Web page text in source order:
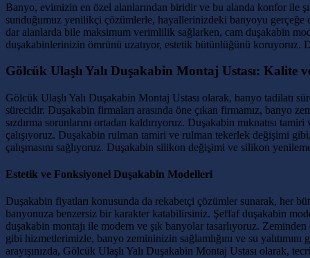
Banyo, evimizin en özel alanlarından biridir ve bu alanda konfor ile
sunduğumuz yenilikçi çözümlerle, hayallerinizdeki banyoyu
dar alanlarda bile maksimum verimlilik sağlarken, cam duşakabin
duşakabinlerinizin ömrünü uzatıyor, estetik bütünlüğünü koruyoruz.
Gölcük Ulaşlı Yalı Duşakabin Montaj Ustası: Kalite
Gölcük Ulaşlı Yalı Duşakabin Montaj Ustası olarak, banyo tadilatı
sürecidir. Duşakabin firmaları arasında öne çıkan firmamız, banyo
sızdırma sorunlarını ortadan kaldırıyoruz. Duşakabin mıknatısı
çalışıyoruz. Duşakabin rulman tamiri ve rulman tekerlek değişimi
çalışmasını sağlıyoruz. Duşakabin silikon değişimi ve silikon
Estetik ve Fonksiyonel Duşakabin Modelleri
Duşakabin fiyatları konusunda da rekabetçi çözümler sunarak, her
banyonuza benzersiz bir karakter katabilirsiniz. Şeffaf duşakabin
duşakabin montajı ile modern ve şık banyolar tasarlıyoruz.
gibi hizmetlerimizle, banyo zemininizin sağlamlığını ve su
arayışınızda, Gölcük Ulaşlı Yalı Duşakabin Montaj Ustası olarak,